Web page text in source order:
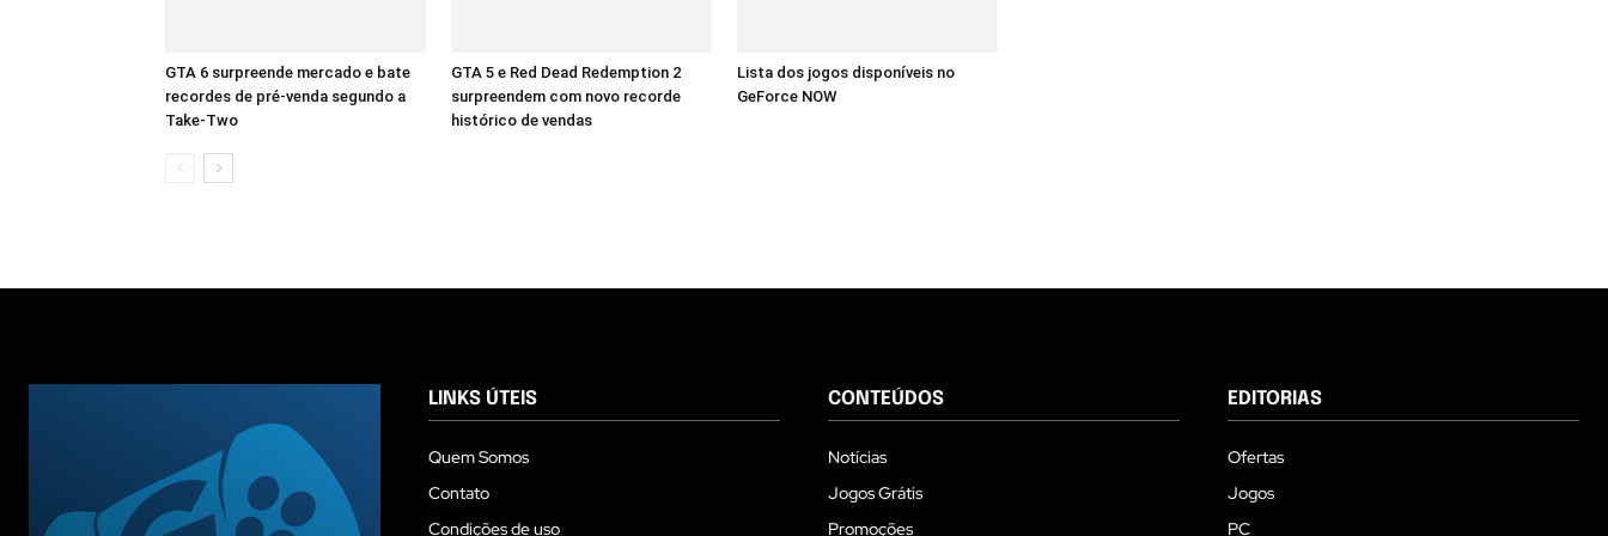
GTA 6 surpreende mercado e bate
recordes de pré-venda segundo a
Take-Two
GTA 5 e Red Dead Redemption 2
surpreendem com novo recorde
histórico de vendas
Lista dos jogos disponíveis no
GeForce NOW
LINKS ÚTEIS
Quem Somos
Contato
Condições de uso
CONTEÚDOS
Notícias
Jogos Grátis
Promoções
EDITORIAS
Ofertas
Jogos
PC